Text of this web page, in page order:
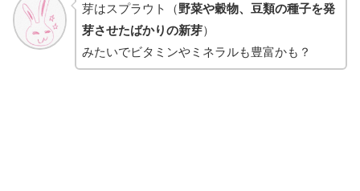
芽はスプラウト（野菜や穀物、豆類の種子を発
芽させたばかりの新芽）
みたいでビタミンやミネラルも豊富かも？